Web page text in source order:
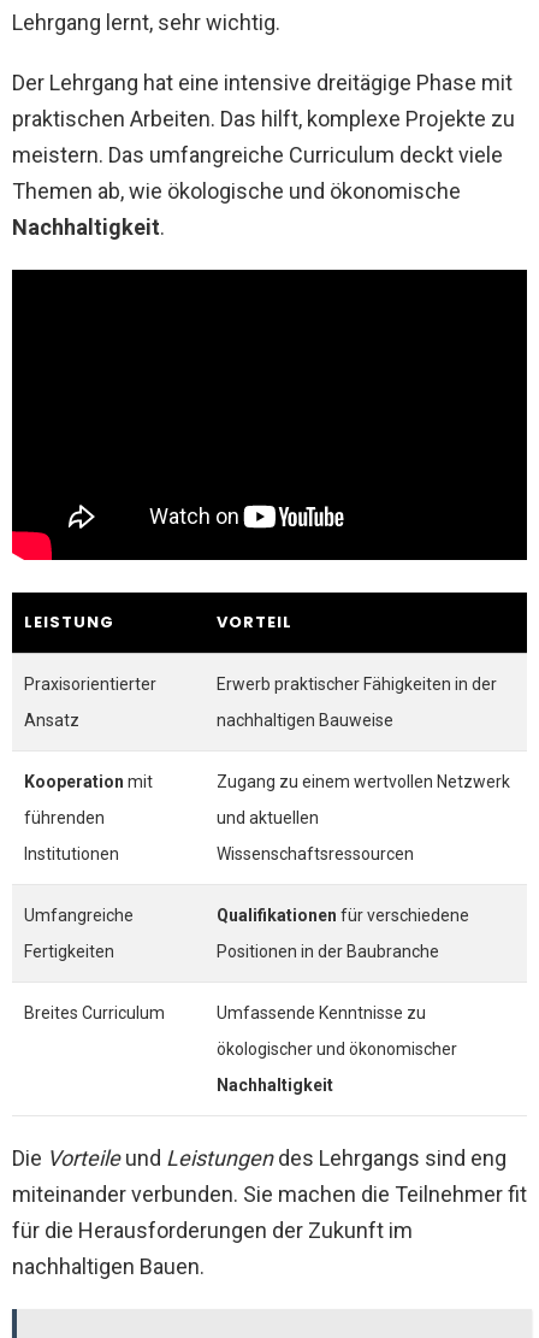
Lehrgang lernt, sehr wichtig.
Der Lehrgang hat eine intensive dreitägige Phase mit
praktischen Arbeiten. Das hilft, komplexe Projekte zu
meistern. Das umfangreiche Curriculum deckt viele
Themen ab, wie ökologische und ökonomische
Nachhaltigkeit.
LEISTUNG VORTEIL
Praxisorientierter
Ansatz
Erwerb praktischer Fähigkeiten in der
nachhaltigen Bauweise
Kooperation mit
führenden
Institutionen
Zugang zu einem wertvollen Netzwerk
und aktuellen
Wissenschaftsressourcen
Umfangreiche
Fertigkeiten
Qualifikationen für verschiedene
Positionen in der Baubranche
Breites Curriculum
Umfassende Kenntnisse zu
ökologischer und ökonomischer
Nachhaltigkeit
Die Vorteileund Leistungendes Lehrgangs sind eng
miteinander verbunden. Sie machen die Teilnehmer fit
für die Herausforderungen der Zukunft im
nachhaltigen Bauen.